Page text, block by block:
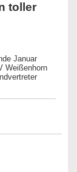
toller
Januar
Weißenhorn